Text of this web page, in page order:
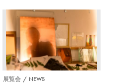
展覧会 NEWS